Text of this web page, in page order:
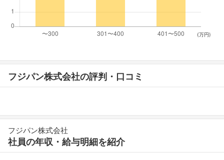
(万円)
フジパン株式会社の評判・口コミ
フジパン株式会社
社員の年収・給与明細を紹介